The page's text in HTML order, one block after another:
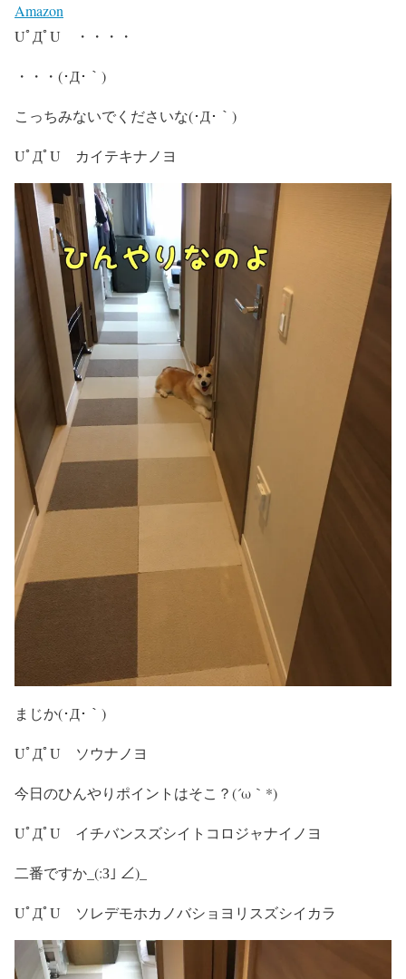
Amazon
UﾟДﾟU ・・・・
・・・(･Д･｀)
こっちみないでくださいな(･Д･｀)
UﾟДﾟU カイテキナノヨ
まじか(･Д･｀)
UﾟДﾟU ソウナノヨ
今日のひんやりポイントはそこ？(´ω｀*)
UﾟДﾟU イチバンスズシイトコロジャナイノヨ
二番ですか_(:З｣ ∠)_
UﾟДﾟU ソレデモホカノバショヨリスズシイカラ